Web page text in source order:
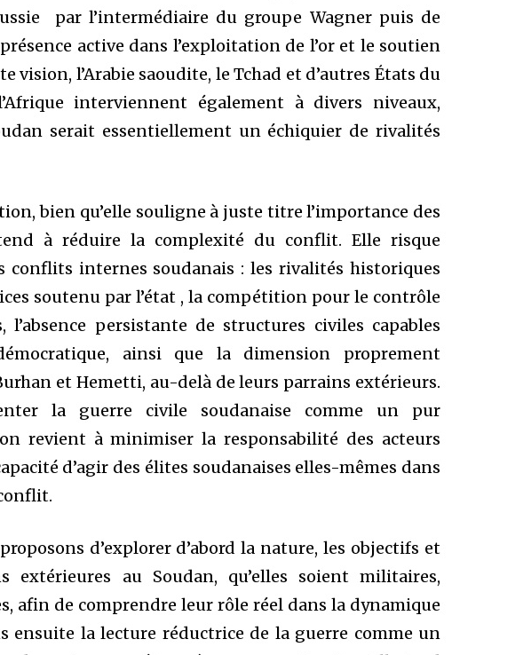
par l’intermédiaire du groupe Wagner puis de
active dans l’exploitation de l’or et le soutien
vision, l’Arabie saoudite, le Tchad et d’autres États du
interviennent également à divers niveaux,
serait essentiellement un échiquier de rivalités
bien qu’elle souligne à juste titre l’importance des
à réduire la complexité du conflit. Elle risque
conflits internes soudanais : les rivalités historiques
soutenu par l’état , la compétition pour le contrôle
l’absence persistante de structures civiles capables
ainsi que la dimension proprement
et Hemetti, au-delà de leurs parrains extérieurs.
la guerre civile soudanaise comme un pur
revient à minimiser la responsabilité des acteurs
d’agir des élites soudanaises elles-mêmes dans
d’explorer d’abord la nature, les objectifs et
extérieures au Soudan, qu’elles soient militaires,
afin de comprendre leur rôle réel dans la dynamique
ensuite la lecture réductrice de la guerre comme un